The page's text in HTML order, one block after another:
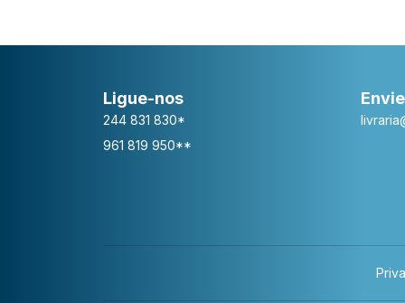
Ligue-nos
244 831 830*
961 819 950**